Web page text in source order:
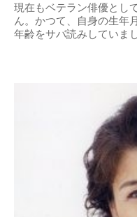
現在もベテラン俳優とし
ん。かつて、自身の生年
年齢をサバ読みしていまし